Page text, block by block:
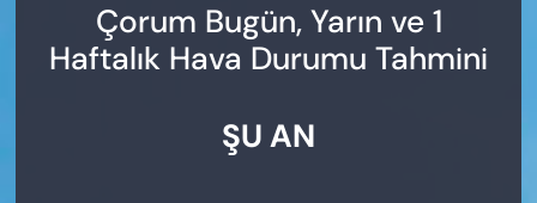
Çorum Bugün, Yarın ve 1
Haftalık Hava Durumu Tahmini
ŞU AN
YENİ MEDYADA EMEK
GAZETECİLİĞİNİ GELİŞTİRMEK
Trafik Durumu
Süper Lig Puan Durumu ve Fikstür